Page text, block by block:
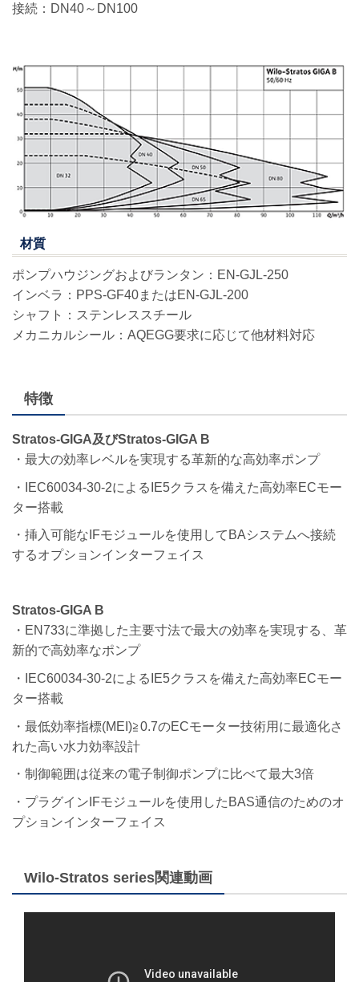
接続：DN40～DN100
材質
ポンプハウジングおよびランタン：EN-GJL-250
インベラ：PPS-GF40またはEN-GJL-200
シャフト：ステンレススチール
メカニカルシール：AQEGG要求に応じて他材料対応
特徴
Stratos-GIGA及びStratos-GIGA B
・最大の効率レベルを実現する革新的な高効率ポンプ
・IEC60034-30-2によるIE5クラスを備えた高効率ECモー
ター搭載
・挿入可能なIFモジュールを使用してBAシステムへ接続
するオプションインターフェイス
Stratos-GIGA B
・EN733に準拠した主要寸法で最大の効率を実現する、革
新的で高効率なポンプ
・IEC60034-30-2によるIE5クラスを備えた高効率ECモー
ター搭載
・最低効率指標(MEI)≧0.7のECモーター技術用に最適化さ
れた高い水力効率設計
・制御範囲は従来の電子制御ポンプに比べて最大3倍
・プラグインIFモジュールを使用したBAS通信のためのオ
プションインターフェイス
Wilo-Stratos series関連動画